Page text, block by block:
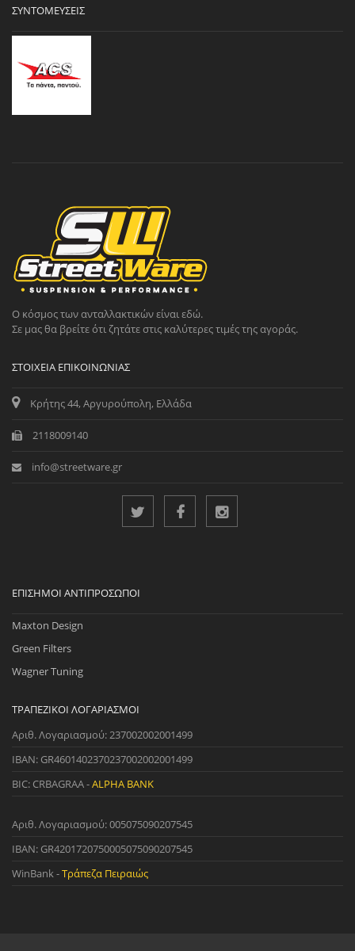
ΣΥΝΤΟΜΕΎΣΕΙΣ
Ο κόσμος των ανταλλακτικών είναι εδώ.
Σε μας θα βρείτε ότι ζητάτε στις καλύτερες τιμές της αγοράς.
ΣΤΟΙΧΕΊΑ ΕΠΙΚΟΙΝΩΝΊΑΣ
Κρήτης 44, Αργυρούπολη, Ελλάδα
2118009140
info@streetware.gr
ΕΠΊΣΗΜΟΙ ΑΝΤΙΠΡΌΣΩΠΟΙ
Maxton Design
Green Filters
Wagner Tuning
ΤΡΑΠΕΖΙΚΟΊ ΛΟΓΑΡΙΑΣΜΟΊ
Αριθ. Λογαριασμού: 237002002001499
IBAN: GR4601402370237002002001499
BIC: CRBAGRAA -ALPHA BANK
Αριθ. Λογαριασμού: 005075090207545
IBAN: GR4201720750005075090207545
WinBank -Τράπεζα Πειραιώς